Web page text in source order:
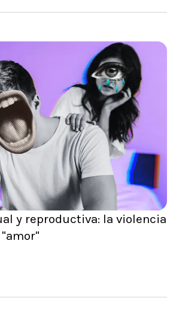
y reproductiva: la violencia